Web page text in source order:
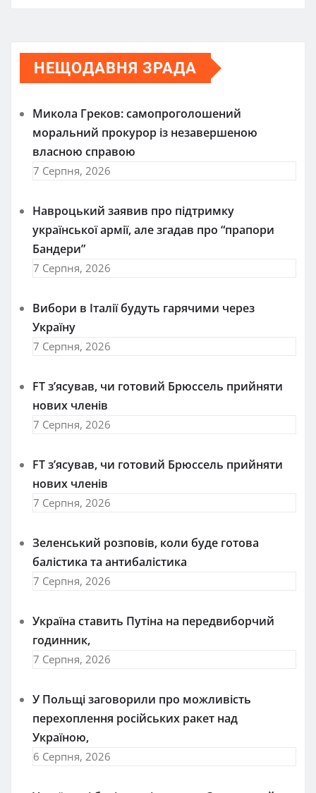
НЕЩОДАВНЯ ЗРАДА
Микола Греков: самопроголошений
моральний прокурор із незавершеною
власною справою
7 Серпня, 2026
Навроцький заявив про підтримку
української армії, але згадав про “прапори
Бандери”
7 Серпня, 2026
Вибори в Італії будуть гарячими через
Україну
7 Серпня, 2026
FT зʼясував, чи готовий Брюссель прийняти
нових членів
7 Серпня, 2026
FT зʼясував, чи готовий Брюссель прийняти
нових членів
7 Серпня, 2026
Зеленський розповів, коли буде готова
балістика та антибалістика
7 Серпня, 2026
Україна ставить Путіна на передвиборчий
годинник,
7 Серпня, 2026
У Польщі заговорили про можливість
перехоплення російських ракет над
Україною,
6 Серпня, 2026